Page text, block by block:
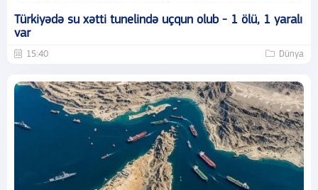
Türkiyədə su xətti tunelində uçqun olub - 1 ölü, 1 yaralı
var
15:40 Dünya